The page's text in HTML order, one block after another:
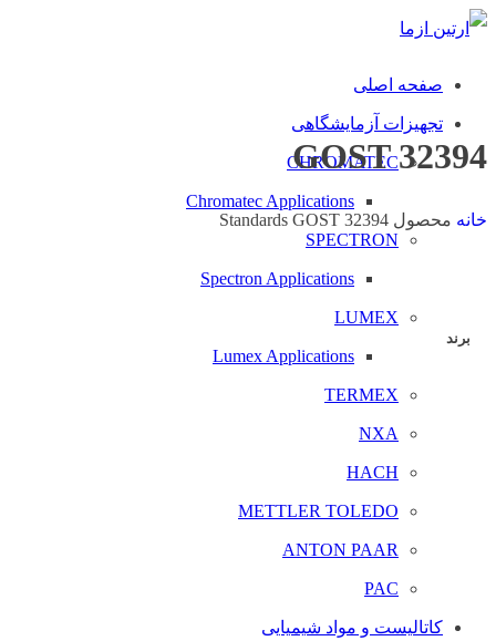
صفحه اصلی
تجهیزات آزمایشگاهی
CHROMATEC
Chromatec Applications
SPECTRON
Spectron Applications
LUMEX
Lumex Applications
TERMEX
NXA
HACH
METTLER TOLEDO
ANTON PAAR
PAC
کاتالیست و مواد شیمیایی
GOST 32394
خانه محصول Standards GOST 32394
برند